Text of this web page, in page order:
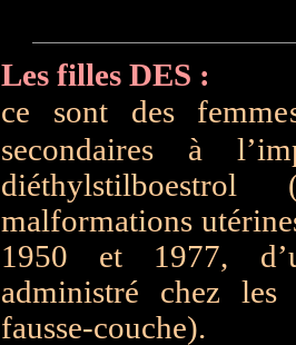
Les filles DES :
ce sont des
secondaires à
malformations
1950 et 1977,
administré chez les
fausse-couche).